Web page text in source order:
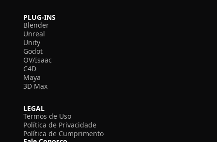
PLUG-INS
Blender
Unreal
Unity
Godot
OV/Isaac
C4D
Maya
3D Max
LEGAL
Termos de Uso
Política de Privacidade
Política de Cumprimento